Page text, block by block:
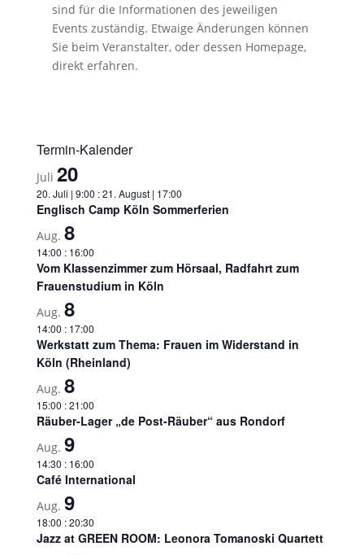
sind für die Informationen des jeweiligen
Events zuständig. Etwaige Änderungen können
Sie beim Veranstalter, oder dessen Homepage,
direkt erfahren.
Termin-Kalender
Juli 20
20. Juli | 9:00 :21. August | 17:00
Englisch Camp Köln Sommerferien
Aug. 8
14:00 : 16:00
Vom Klassenzimmer zum Hörsaal, Radfahrt zum
Frauenstudium in Köln
Aug. 8
14:00 : 17:00
Werkstatt zum Thema: Frauen im Widerstand in
Köln (Rheinland)
Aug. 8
15:00 :21:00
Räuber-Lager „de Post-Räuber“ aus Rondorf
Aug. 9
14:30 : 16:00
Café International
Aug. 9
18:00 :20:30
Jazz at GREEN ROOM: Leonora Tomanoski Quartett